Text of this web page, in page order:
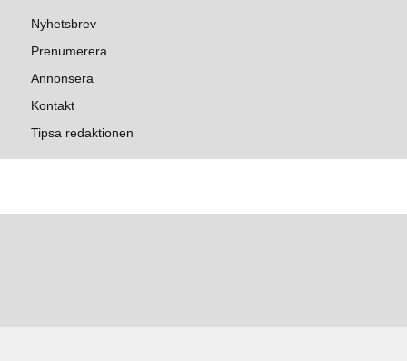
Nyhetsbrev
Prenumerera
Annonsera
Kontakt
Tipsa redaktionen